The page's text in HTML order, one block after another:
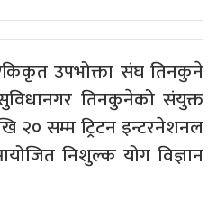
उपभोक्ता संघ तिनकुने
तिनकुनेको संयुक्त
२० सम्म ट्रिटन इन्टरनेशनल
निशुल्क योग विज्ञान